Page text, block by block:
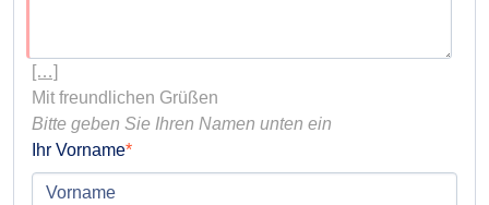
[…]
Bitte geben Sie Ihren Namen unten ein
Ihr Vorname